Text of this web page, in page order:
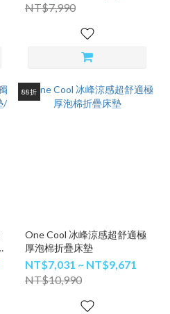
NT$7,990
88折
One Cool 冰峰涼感超舒適極
厚泡棉折疊床墊
NT$7,031 ~ NT$9,671
NT$10,990